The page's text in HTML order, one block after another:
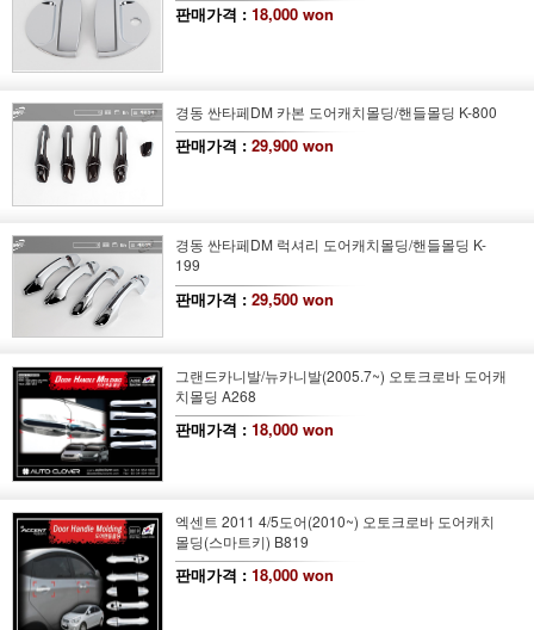
판매가격 : 18,000 won
경동 싼타페DM 카본 도어캐치몰딩/핸들몰딩 K-800
판매가격 : 29,900 won
경동 싼타페DM 럭셔리 도어캐치몰딩/핸들몰딩 K-
199
판매가격 : 29,500 won
그랜드카니발/뉴카니발(2005.7~) 오토크로바 도어캐
치몰딩 A268
판매가격 : 18,000 won
엑센트 2011 4/5도어(2010~) 오토크로바 도어캐치
몰딩(스마트키) B819
판매가격 : 18,000 won